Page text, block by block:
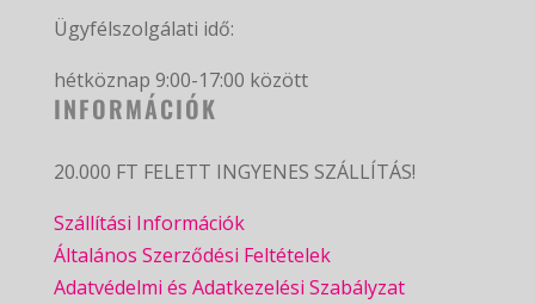
Ügyfélszolgálati idő:
hétköznap 9:00-17:00 között
INFORMÁCIÓK
20.000 FT FELETT INGYENES SZÁLLÍTÁS!
Szállítási Információk
Általános Szerződési Feltételek
Adatvédelmi és Adatkezelési Szabályzat